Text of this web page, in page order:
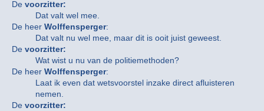
De voorzitter:
Dat valt wel mee.
De heer Wolffensperger:
Dat valt nu wel mee, maar dit is ooit juist geweest.
De voorzitter:
Wat wist u nu van de politiemethoden?
De heer Wolffensperger:
Laat ik even dat wetsvoorstel inzake direct afluisteren
nemen.
De voorzitter: